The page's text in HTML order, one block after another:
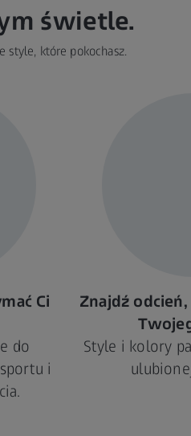
świetle.
style, które pokochasz.
Ci
do
i
Znajdź
Style i kolory